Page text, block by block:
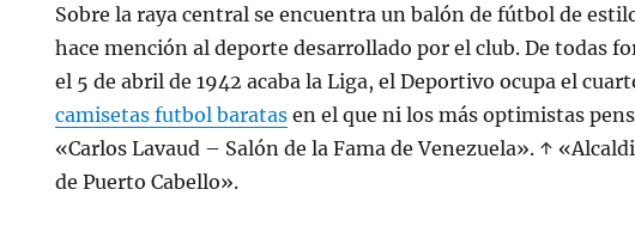
Sobre la raya central se encuentra un balón de fútbol de
hace mención al deporte desarrollado por el club. De todas
el 5 de abril de 1942 acaba la Liga, el Deportivo ocupa el
camisetas futbol baratas en el que ni los más optimistas
«Carlos Lavaud – Salón de la Fama de Venezuela». ↑
de Puerto Cabello».